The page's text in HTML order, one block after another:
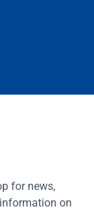
for news,
on